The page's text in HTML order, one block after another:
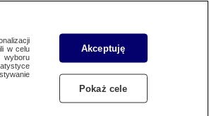
w celu
Akceptuję
Pokaż cele